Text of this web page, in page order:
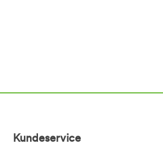
Kundeservice